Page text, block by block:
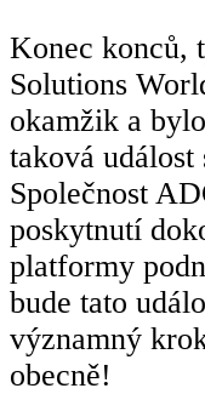
Konec konců,
Solutions
okamžik a
taková
Společnost
poskytnutí
platformy
bude tato
významný
obecně!